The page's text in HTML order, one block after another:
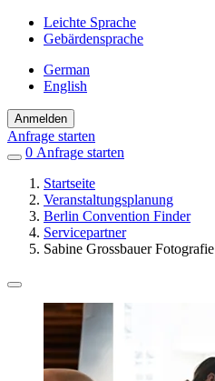
Leichte Sprache
Gebärdensprache
German
English
Anmelden
Anfrage starten
0 Einträge
Favoriten
Anfrage starten
Startseite
Veranstaltungsplanung
Berlin Convention Finder
Servicepartner
Sabine Grossbauer Fotografie